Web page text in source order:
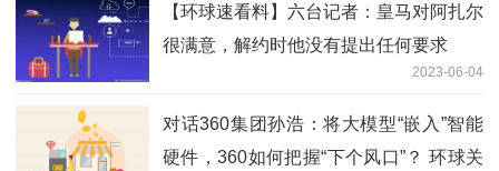
【环球速看料】六台记者：皇马对阿扎尔
很满意，解约时他没有提出任何要求
2023-06-04
对话360集团孙浩：将大模型“嵌入”智能
硬件，360如何把握“下个风口”？ 环球关